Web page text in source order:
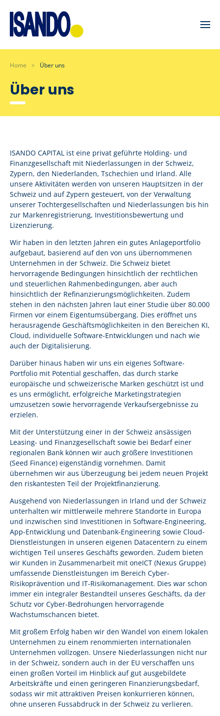
Skip to main content
Home Über uns
Über uns
ISANDO CAPITAL ist eine privat geführte Holding- und
Finanzgesellschaft mit Niederlassungen in der Schweiz,
Zypern, den Niederlanden, Tschechien und Irland. Alle
unsere Aktivitäten werden von unseren Hauptsitzen in der
Schweiz und auf Zypern gesteuert, von der Verwaltung
unserer Tochtergesellschaften und Niederlassungen bis hin
zur Markenregistrierung, Investitionsbewertung und
Lizenzierung.
Wir haben in den letzten Jahren ein gutes Anlageportfolio
aufgebaut, basierend auf den von uns übernommenen
Unternehmen in der Schweiz. Die Schweiz bietet
hervorragende Bedingungen hinsichtlich der rechtlichen
und steuerlichen Rahmenbedingungen, aber auch
hinsichtlich der Refinanzierungsmöglichkeiten. Zudem
stehen in den nächsten Jahren laut einer Studie über 80.000
Firmen vor einem Eigentumsübergang. Dies eröffnet uns
herausragende Geschäftsmöglichkeiten in den Bereichen KI,
Cloud, individuelle Software-Entwicklungen und nach wie
auch der Digitalisierung.
Darüber hinaus haben wir uns ein eigenes Software-
Portfolio mit Potential geschaffen, das durch starke
europäische und schweizerische Marken geschützt ist und
es uns ermöglicht, erfolgreiche Marketingstrategien
umzusetzen sowie hervorragende Verkaufsergebnisse zu
erzielen.
Mit der Unterstützung einer in der Schweiz ansässigen
Leasing- und Finanzgesellschaft sowie bei Bedarf einer
regionalen Bank können wir auch größere Investitionen
(Seed Finance) eigenständig vornehmen. Damit
übernehmen wir aus Überzeugung bei jedem neuen Projekt
den riskantesten Teil der Projektfinanzierung.
Ausgehend von Niederlassungen in Irland und der Schweiz
unterhalten wir mittlerweile mehrere Standorte in Europa
und inzwischen sind Investitionen in Software-Engineering,
App-Entwicklung und Datenbank-Engineering sowie Cloud-
Dienstleistungen in unseren eigenen Datacentern zu einem
wichtigen Teil unseres Geschäfts geworden. Zudem bieten
wir Kunden in Zusammenarbeit mit oneICT (Nexus Gruppe)
umfassende Dienstleistungen im Bereich Cyber-
Risikoprävention und IT-Risikomanagement. Dies war schon
immer ein integraler Bestandteil unseres Geschäfts, da der
Schutz vor Cyber-Bedrohungen hervorragende
Wachstumschancen bietet.
Mit großem Erfolg haben wir den Wandel von einem lokalen
Unternehmen zu einem renommierten internationalen
Unternehmen vollzogen. Unsere Niederlassungen nicht nur
in der Schweiz, sondern auch in der EU verschaffen uns
einen großen Vorteil im Hinblick auf gut ausgebildete
Arbeitskräfte und einen geringeren Finanzierungsbedarf,
sodass wir mit attraktiven Preisen konkurrieren können,
ohne unseren Fussabdruck in der Schweiz zu verlieren.